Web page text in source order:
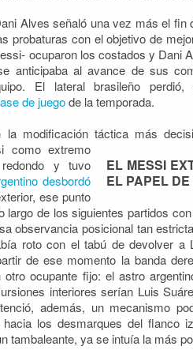
Alves señaló una vez más el fin
probaturas con el objetivo de
ocuparon los costados y Dani
anticipaba al avance de sus
El lateral brasileño perdió,
de juegode la temporada.
modificación táctica más
EL MESSI
EL PAPEL
como extremo
y tuvo
desbordó
ese punto
de los siguientes partidos
observancia posicional tan
roto con el tabú de devolver a
de ese momento la banda
ocupante fijo: el astro
interiores serían Luis
además, un mecanismo
los desmarques del flanco
tambaleante, ya se intuía la más